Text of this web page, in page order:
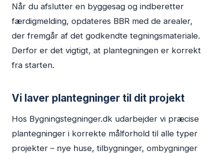
Når du afslutter en byggesag og indberetter
færdigmelding, opdateres BBR med de arealer,
der fremgår af det godkendte tegningsmateriale.
Derfor er det vigtigt, at plantegningen er korrekt
fra starten.
Vi laver plantegninger til dit projekt
Hos Bygningstegninger.dk udarbejder vi præcise
plantegninger i korrekte målforhold til alle typer
projekter – nye huse, tilbygninger, ombygninger